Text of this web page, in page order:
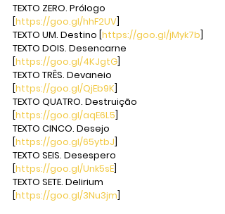
TEXTO ZERO. Prólogo
[https://goo.gl/hhF2UV]
TEXTO UM. Destino [https://goo.gl/jMyk7b]
TEXTO DOIS. Desencarne
[https://goo.gl/4KJgtG]
TEXTO TRÊS. Devaneio
[https://goo.gl/QjEb9K]
TEXTO QUATRO. Destruição
[https://goo.gl/aqE6L5]
TEXTO CINCO. Desejo
[https://goo.gl/65ytbJ]
TEXTO SEIS. Desespero
[https://goo.gl/Unk5sE]
TEXTO SETE. Delirium
[https://goo.gl/3Nu3jm]